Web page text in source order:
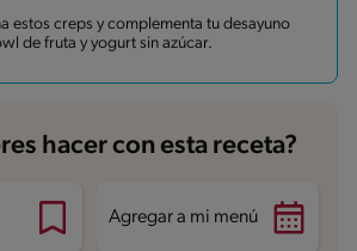
kcal
g
14.6 g
estos creps y complementa tu desayuno
de fruta y yogurt sin azúcar.
hacer con esta receta?
Agregar a mi menú